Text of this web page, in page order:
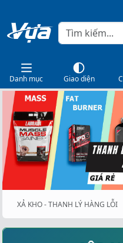
Danh mục Giao diện
XẢ KHO - THANH LÝ HÀNG LỖI